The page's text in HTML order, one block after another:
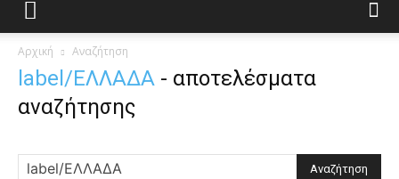
Αρχική Αναζήτηση
label/ΕΛΛΑΔΑ - αποτελέσματα
αναζήτησης